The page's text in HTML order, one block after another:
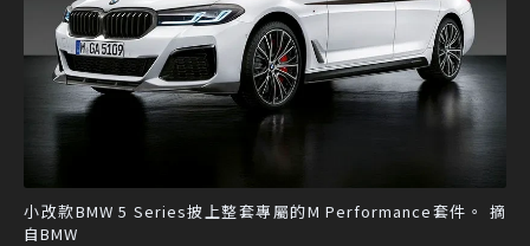
小改款BMW 5 Series披上整套專屬的M Performance套件。 摘
自BMW